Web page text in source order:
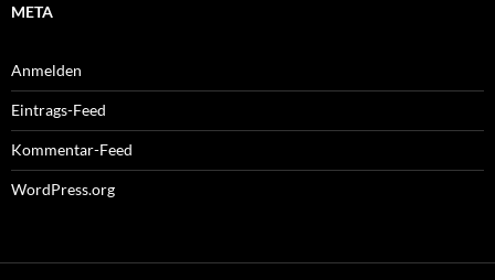
META
Anmelden
Eintrags-Feed
Kommentar-Feed
WordPress.org